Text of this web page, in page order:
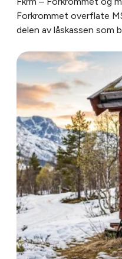
Forkrommet overflate
delen av låskassen som